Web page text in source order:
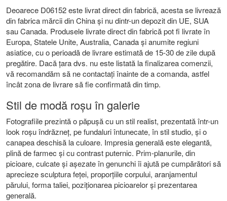
Deoarece D06152 este livrat direct din fabrică, acesta se livrează
din fabrica mărcii din China și nu dintr-un depozit din UE, SUA
sau Canada. Produsele livrate direct din fabrică pot fi livrate în
Europa, Statele Unite, Australia, Canada și anumite regiuni
asiatice, cu o perioadă de livrare estimată de 15-30 de zile după
pregătire. Dacă țara dvs. nu este listată la finalizarea comenzii,
vă recomandăm să ne contactați înainte de a comanda, astfel
încât zona de livrare să fie confirmată din timp.
Stil de modă roșu în galerie
Fotografiile prezintă o păpușă cu un stil realist, prezentată într-un
look roșu îndrăzneț, pe fundaluri întunecate, în stil studio, și o
canapea deschisă la culoare. Impresia generală este elegantă,
plină de farmec și cu contrast puternic. Prim-planurile, din
picioare, culcate și așezate în genunchi îi ajută pe cumpărători să
aprecieze sculptura feței, proporțiile corpului, aranjamentul
părului, forma taliei, poziționarea picioarelor și prezentarea
generală.